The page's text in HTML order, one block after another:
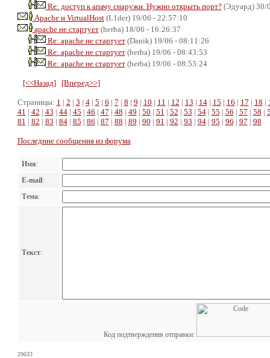
Re: доступ к апачу снаружи. Нужно открыть порт?(Эдуард) 30/
Apache и VirtualHost(L1der) 19/06 - 22:57:10
apache не стартует(herba) 18/06 - 16:26:37
Re: apache не стартует(Danik) 19/06 - 08:11:26
Re: apache не стартует(herba) 19/06 - 08:43:53
Re: apache не стартует(herba) 19/06 - 08:53:24
[<<Назад] [Вперед>>]
Страницы: 1 | 2 | 3 | 4| 5 | 6 | 7 | 8 | 9 | 10 | 11 | 12 | 13 | 14| 15 | 16 | 17 | 18 |
41 | 42 | 43 | 44| 45 | 46 | 47 | 48 | 49 | 50 | 51 | 52 | 53 | 54| 55 | 56 | 57 | 58 |
81 | 82 | 83 | 84| 85 | 86 | 87 | 88 | 89 | 90 | 91 | 92 | 93 | 94| 95 | 96 | 97 | 98
Последние сообщения из форума
Имя:
E-mail:
Тема:
Текст:
Код подтверждения отправки:
29633